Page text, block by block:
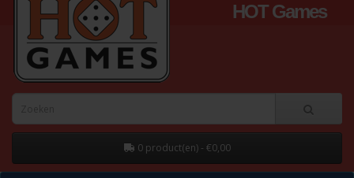
HOT Games
0 product(en) - €0,00